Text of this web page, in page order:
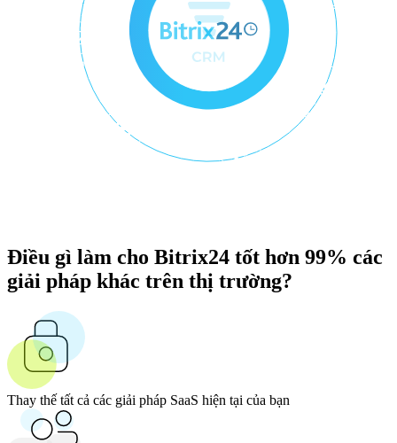
Điều gì làm cho Bitrix24 tốt hơn 99% các
giải pháp khác trên thị trường?
Thay thế tất cả các giải pháp SaaS hiện tại của bạn